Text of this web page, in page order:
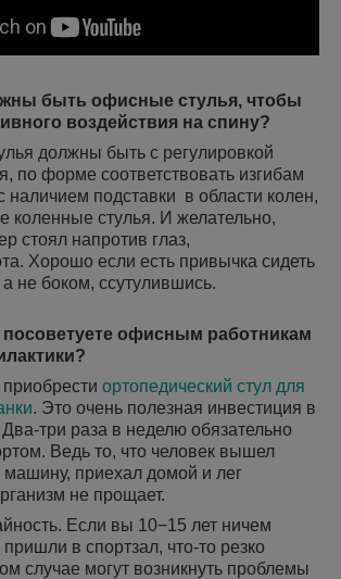
быть офисные стулья, чтобы
воздействия на спину?
должны быть с регулировкой
по форме соответствовать изгибам
наличием подставки в области колен,
коленные стулья. И желательно,
стоял напротив глаз,
Хорошо если есть привычка сидеть
не боком, ссутулившись.
офисным работникам
ортопедический стул для
. Это очень полезная инвестиция в
три раза в неделю обязательно
Ведь то, что человек вышел
машину, приехал домой и лег
не прощает.
Если вы 10−15 лет ничем
в спортзал, что-то резко
случае могут возникнуть проблемы